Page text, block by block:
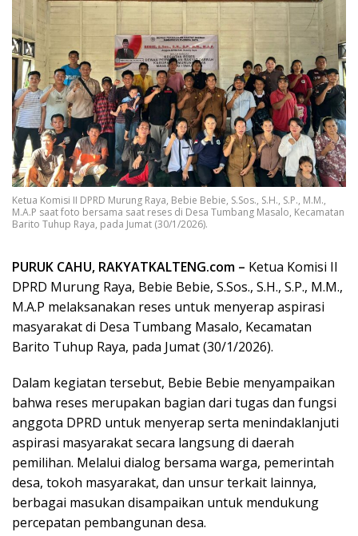
Ketua Komisi II DPRD Murung Raya, Bebie Bebie, S.Sos., S.H., S.P., M.M.,
M.A.P saat foto bersama saat reses di Desa Tumbang Masalo, Kecamatan
Barito Tuhup Raya, pada Jumat (30/1/2026).
PURUK CAHU, RAKYATKALTENG.com – Ketua Komisi II
DPRD Murung Raya, Bebie Bebie, S.Sos., S.H., S.P., M.M.,
M.A.P melaksanakan reses untuk menyerap aspirasi
masyarakat di Desa Tumbang Masalo, Kecamatan
Barito Tuhup Raya, pada Jumat (30/1/2026).
Dalam kegiatan tersebut, Bebie Bebie menyampaikan
bahwa reses merupakan bagian dari tugas dan fungsi
anggota DPRD untuk menyerap serta menindaklanjuti
aspirasi masyarakat secara langsung di daerah
pemilihan. Melalui dialog bersama warga, pemerintah
desa, tokoh masyarakat, dan unsur terkait lainnya,
berbagai masukan disampaikan untuk mendukung
percepatan pembangunan desa.